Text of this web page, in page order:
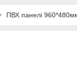
ПВХ панелі